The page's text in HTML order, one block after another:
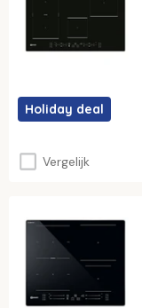
Holiday deal
Vergelijk